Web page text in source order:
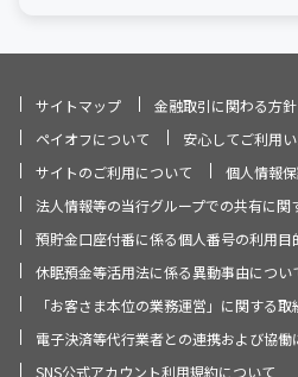
サイトマップ
金融取引に関わる方
ペイオフについて
安心してご利用
サイトのご利用について
個人情報
法人情報等の当行グループでの共有に関
預貯金口座付番に係る個人番号の利用目
休眠預金等活用法に係る異動事由につい
「お客さま本位の業務運営」に関する取
電子決済等代行業者との連携および協働
SNS公式アカウント利用規約について